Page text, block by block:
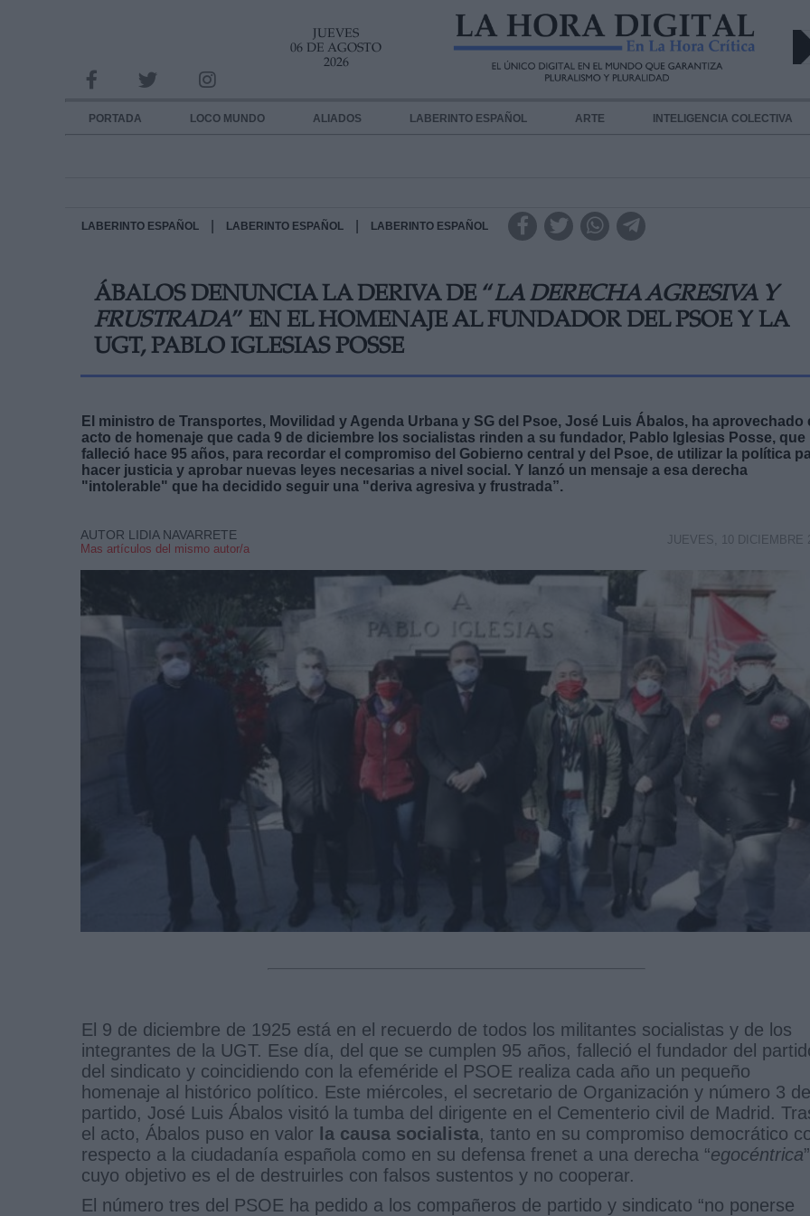
JUEVES
06 DE AGOSTO
2026
PORTADA LOCO MUNDO ALIADOS LABERINTO ESPAÑOL ARTE INTELIGENCIA COLECTIVA
LABERINTO ESPAÑOL LABERINTO ESPAÑOL LABERINTO ESPAÑOL
ÁBALOS DENUNCIA LA DERIVA DE “LA DERECHA AGRESIVA Y
FRUSTRADA” EN EL HOMENAJE AL FUNDADOR DEL PSOE Y LA
UGT, PABLO IGLESIAS POSSE
El ministro de Transportes, Movilidad y Agenda Urbana y SG del Psoe, José Luis Ábalos, ha aprovechado
acto de homenaje que cada 9 de diciembre los socialistas rinden a su fundador, Pablo Iglesias Posse, que
falleció hace 95 años, para recordar el compromiso del Gobierno central y del Psoe, de utilizar la política
hacer justicia y aprobar nuevas leyes necesarias a nivel social. Y lanzó un mensaje a esa derecha
"intolerable" que ha decidido seguir una "deriva agresiva y frustrada”.
AUTOR LIDIA NAVARRETE
Mas artículos del mismo autor/a
JUEVES, 10 DICIEMBRE
El 9 de diciembre de 1925 está en el recuerdo de todos los militantes socialistas y de los
integrantes de la UGT. Ese día, del que se cumplen 95 años, falleció el fundador del
del sindicato y coincidiendo con la efeméride el PSOE realiza cada año un pequeño
homenaje al histórico político. Este miércoles, el secretario de Organización y número 3
partido, José Luis Ábalos visitó la tumba del dirigente en el Cementerio civil de Madrid.
el acto, Ábalos puso en valor la causa socialista, tanto en su compromiso democrático
respecto a la ciudadanía española como en su defensa frenet a una derecha “egocéntrica
cuyo objetivo es el de destruirles con falsos sustentos y no cooperar.
El número tres del PSOE ha pedido a los compañeros de partido y sindicato “no ponerse
INFORMACION SOBRE LA PROTECCIÓN DE TUS DATOS
Responsable:
Destinatarios:
link
Información adicional
link